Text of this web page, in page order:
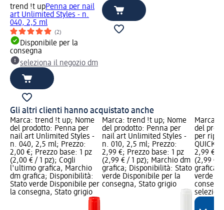
trend !t upPenna per nail
art Unlimited Styles - n.
040, 2,5 ml
(2)
Disponibile per la
consegna
seleziona il negozio dm
Gli altri clienti hanno acquistato anche
Marca: trend !t up; Nome
del prodotto: Penna per
nail art Unlimited Styles -
n. 040, 2,5 ml; Prezzo:
2,00 €; Prezzo base: 1 pz
(2,00 € / 1 pz); Cogli
l'ultimo grafica, Marchio
dm grafica; Disponibilità:
Stato verde Disponibile per
la consegna, Stato grigio
Marca: trend !t up; Nome
del prodotto: Penna per
nail art Unlimited Styles -
n. 010, 2,5 ml; Prezzo:
2,99 €; Prezzo base: 1 pz
(2,99 € / 1 pz); Marchio dm
grafica; Disponibilità: Stato
verde Disponibile per la
consegna, Stato grigio
Marca:
del
per
QUICK
2,99 €;
(2,99 € /
grafica;
verde